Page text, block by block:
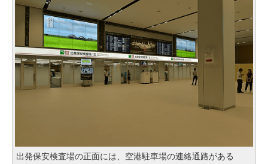
出発保安検査場の正面には、空港駐車場の連絡通路がある